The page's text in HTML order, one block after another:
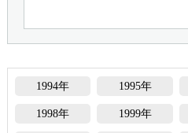
1994年 1995年
1998年 1999年